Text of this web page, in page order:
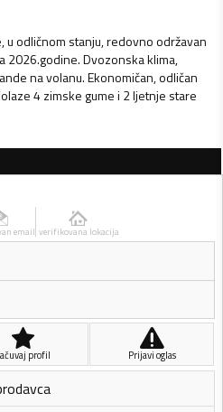
u odličnom stanju, redovno održavan
2026.godine. Dvozonska klima,
na volanu. Ekonomičan, odličan
4 zimske gume i 2 ljetnje stare
email verifikovana lokacija
profil Prijavi oglas